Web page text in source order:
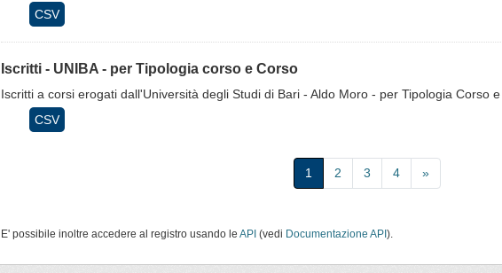
CSV
Iscritti - UNIBA - per Tipologia corso e Corso
Iscritti a corsi erogati dall'Università degli Studi di Bari - Aldo Moro - per Tipologia Corso
CSV
1 2 3 4 »
E' possibile inoltre accedere al registro usando le API (vedi Documentazione API ).